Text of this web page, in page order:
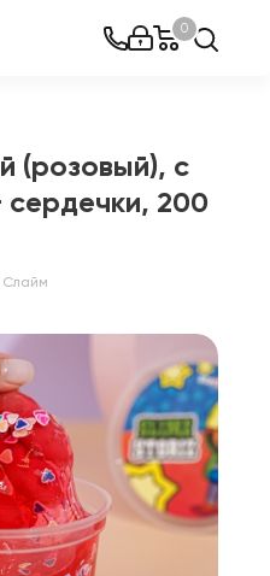
0
(розовый), с
сердечки, 200
Слайм